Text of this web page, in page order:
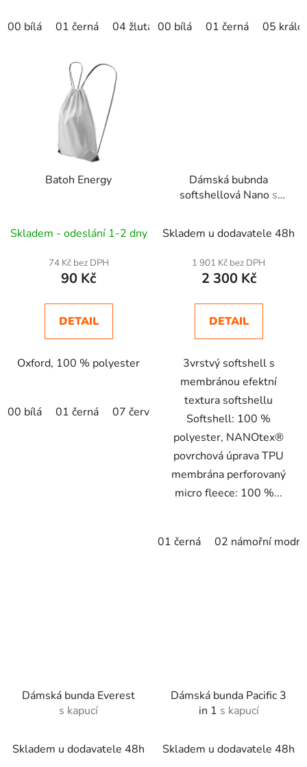
00 bílá 01 černá 04 žlutá 10 naturální 15 nebesky
00 bílá 01 černá 05
Batoh Energy
Skladem - odeslání 1-2 dny
74 Kč bez DPH
90 Kč
DETAIL
Oxford, 100 % polyester
00 bílá 01 černá 07 červená 14 azurově modrá
Dámská bubnda
softshellová Nano s
Skladem u dodavatele 48h
1 901 Kč bez DPH
2 300 Kč
DETAIL
3vrstvý softshell s
membránou efektní
textura softshellu
Softshell: 100 %
polyester, NANOtex®
povrchová úprava TPU
membrána perforovaný
micro fleece: 100 %...
01 černá 02 námořní modrá
Dámská bunda Everest
s kapucí
Skladem u dodavatele 48h
Dámská bunda Pacific 3
in 1 s kapucí
Skladem u dodavatele 48h